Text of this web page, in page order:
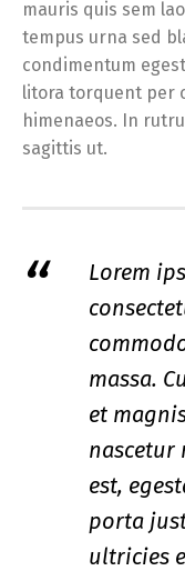
mauris quis sem
tempus urna sed
condimentum
litora torquent per
himenaeos. In
sagittis ut.
Lorem
massa.
et
nascetur
est,
porta
ultricies